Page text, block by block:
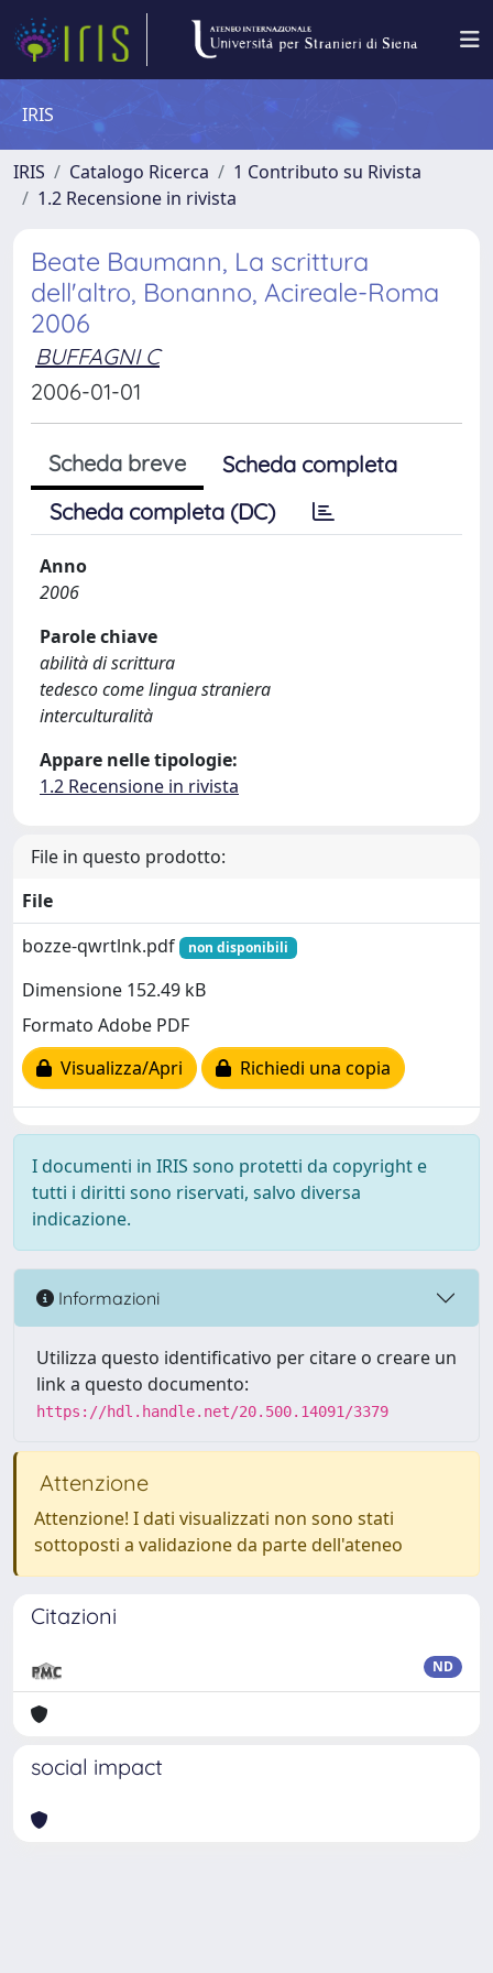
IRIS
IRIS Catalogo Ricerca
1 Contributo su Rivista
1.2 Recensione in rivista
Beate Baumann, La scrittura
dell'altro, Bonanno, Acireale-Roma
2006
BUFFAGNI C
2006-01-01
Scheda breve
Scheda completa
Scheda completa (DC)
Anno
2006
Parole chiave
abilità di scrittura
tedesco come lingua straniera
interculturalità
Appare nelle tipologie:
1.2 Recensione in rivista
File in questo prodotto:
File
bozze-qwrtlnk.pdf
non disponibili
Dimensione 152.49 kB
Formato Adobe PDF
Visualizza/Apri
Richiedi una copia
I documenti in IRIS sono protetti da copyright e
tutti i diritti sono riservati, salvo diversa
indicazione.
Informazioni
Utilizza questo identificativo per citare o creare un
link a questo documento:
https://hdl.handle.net/20.500.14091/3379
Attenzione
Attenzione! I dati visualizzati non sono stati
sottoposti a validazione da parte dell'ateneo
Citazioni
ND
social impact